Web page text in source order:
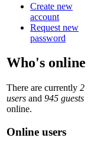
Create new
account
Request new
password
Who's online
There are currently 2
users and 945 guests
online.
Online users